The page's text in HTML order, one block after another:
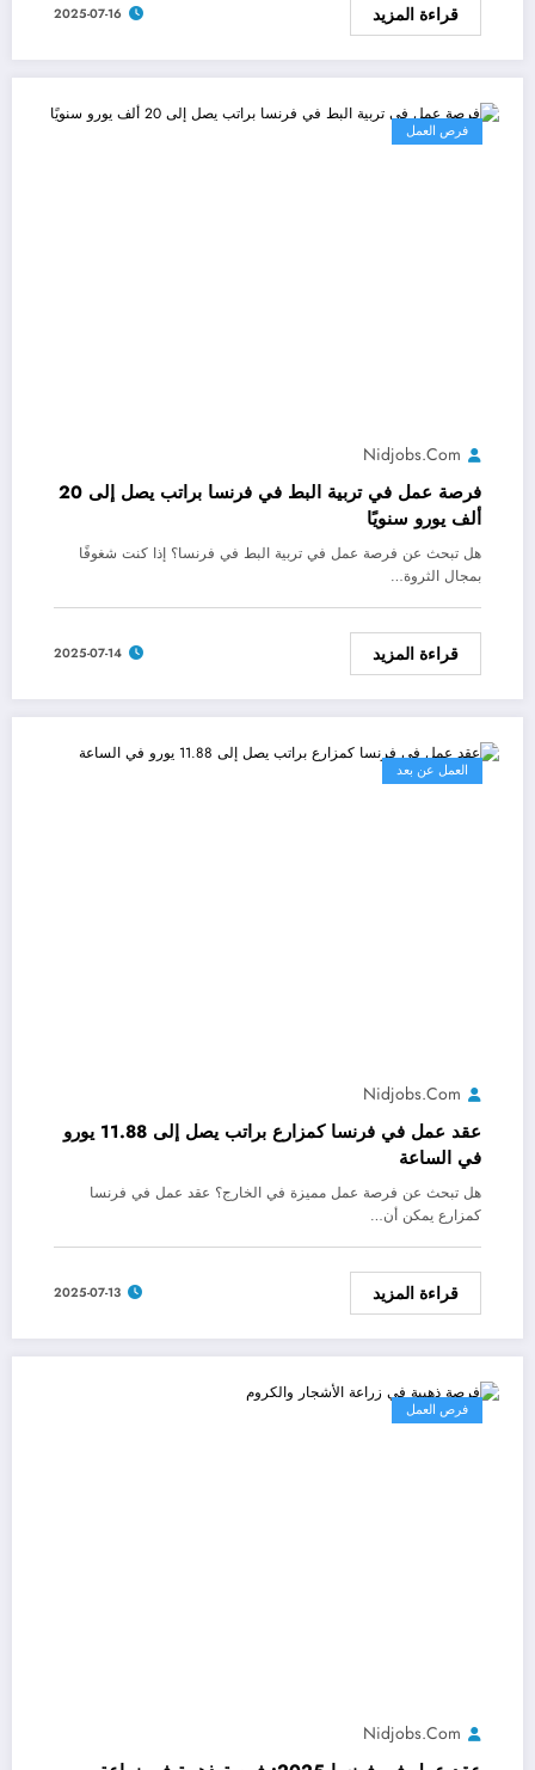
قراءة المزيد 2025-07-16
فرص العمل
Nidjobs.com
فرصة عمل في تربية البط في فرنسا براتب يصل إلى 20
ألف يورو سنويًا
هل تبحث عن فرصة عمل في تربية البط في فرنسا؟ إذا كنت شغوفًا
بمجال الثروة…
قراءة المزيد 2025-07-14
العمل عن بعد
Nidjobs.com
عقد عمل في فرنسا كمزارع براتب يصل إلى 11.88 يورو
في الساعة
هل تبحث عن فرصة عمل مميزة في الخارج؟ عقد عمل في فرنسا
كمزارع يمكن أن…
قراءة المزيد 2025-07-13
فرص العمل
Nidjobs.com